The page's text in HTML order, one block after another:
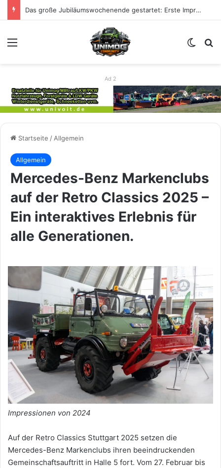
Das große Jubiläumswochenende gestartet: Erste Impressionen zu 80 Jahre Unimog
Skin
Ad 2
Startseite /Allgemein
Allgemein
Mercedes-Benz Markenclubs
auf der Retro Classics 2025 –
Ein interaktives Erlebnis für
alle Generationen.
Impressionen von 2024
Auf der Retro Classics Stuttgart 2025 setzen die
Mercedes-Benz Markenclubs ihren beeindruckenden
Gemeinschaftsauftritt in Halle 5 fort. Vom 27. Februar bis